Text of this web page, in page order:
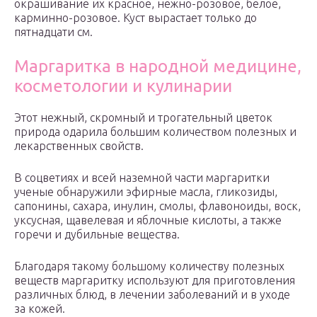
окрашивание их красное, нежно-розовое, белое,
карминно-розовое. Куст вырастает только до
пятнадцати см.
Маргаритка в народной медицине,
косметологии и кулинарии
Этот нежный, скромный и трогательный цветок
природа одарила большим количеством полезных и
лекарственных свойств.
В соцветиях и всей наземной части маргаритки
ученые обнаружили эфирные масла, гликозиды,
сапонины, сахара, инулин, смолы, флавоноиды, воск,
уксусная, щавелевая и яблочные кислоты, а также
горечи и дубильные вещества.
Благодаря такому большому количеству полезных
веществ маргаритку используют для приготовления
различных блюд, в лечении заболеваний и в уходе
за кожей.